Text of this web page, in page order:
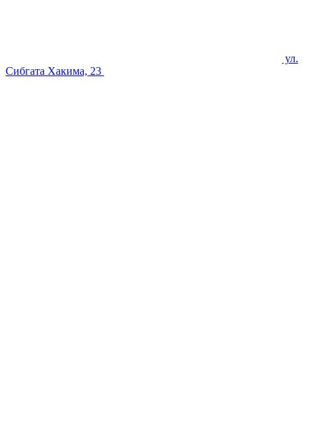
ул.
Сибгата Хакима, 23